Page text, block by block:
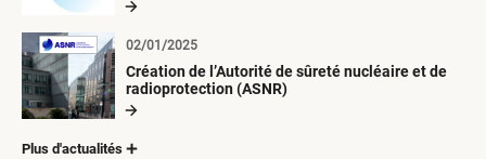
Création de l’Autorité de sûreté nucléaire et de
radioprotection (ASNR)
02/01/2025
Plus d'actualités